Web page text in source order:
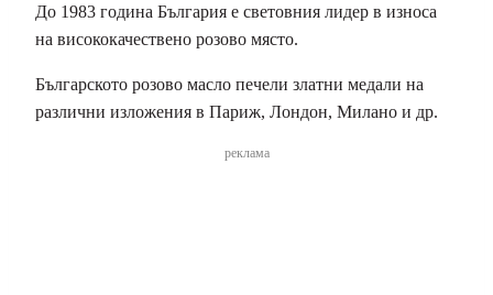
До 1983 година България е световния лидер в износа
на висококачествено розово място.
Българското розово масло печели златни медали на
различни изложения в Париж, Лондон, Милано и др.
реклама